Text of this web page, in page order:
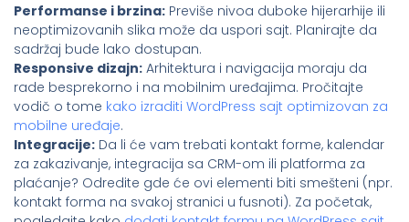
Performanse i brzina: Previše nivoa duboke hijerarhije ili
neoptimizovanih slika može da uspori sajt. Planirajte da
sadržaj bude lako dostupan.
Responsive dizajn: Arhitektura i navigacija moraju da
rade besprekorno i na mobilnim uređajima. Pročitajte
vodič o tome kako izraditi WordPress sajt optimizovan za
mobilne uređaje.
Integracije: Da li će vam trebati kontakt forme, kalendar
za zakazivanje, integracija sa CRM-om ili platforma za
plaćanje? Odredite gde će ovi elementi biti smešteni (npr.
kontakt forma na svakoj stranici u fusnoti). Za početak,